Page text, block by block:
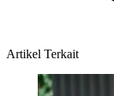
Artikel Terkait